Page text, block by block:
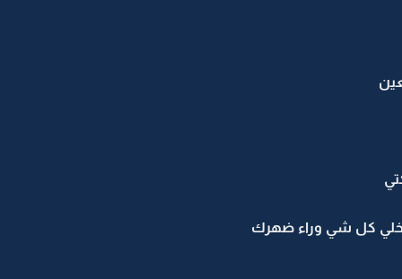
تخلي كل شي وراء ضهرك